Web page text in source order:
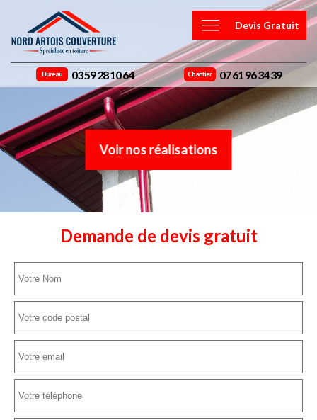
Devis Gratuit
Bureau 03 59 28 10 64 Chantier 07 61 96 34 39
Voir nos réalisations
Demande de devis gratuit